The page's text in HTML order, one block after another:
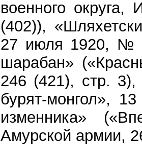
военного
(402)),
27 июля 1920, №
шарабан»
246 (421), стр.
бурят-монгол»,
изменника»
Амурской армии,